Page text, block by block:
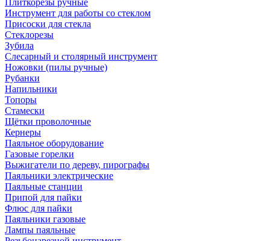
Плиткорезы ручные
Инструмент для работы со стеклом
Присоски для стекла
Стеклорезы
Зубила
Слесарный и столярный инструмент
Ножовки (пилы ручные)
Рубанки
Напильники
Топоры
Стамески
Щётки проволочные
Кернеры
Паяльное оборудование
Газовые горелки
Выжигатели по дереву, пирографы
Паяльники электрические
Паяльные станции
Припой для пайки
Флюс для пайки
Паяльники газовые
Лампы паяльные